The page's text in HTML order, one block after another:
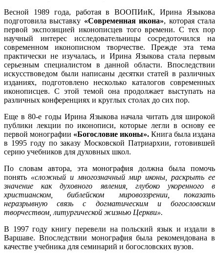
Весной 1989 года, работая в ВООПИиК, Ирина Языкова
подготовила выставку «Современная икона», которая стала
первой экспозицией иконописцев того времени. С тех пор
научный интерес исследовательницы сосредоточился на
современном иконописном творчестве. Прежде эта тема
практически не изучалась, и Ирина Языкова стала первым
серьезным специалистом в данной области. Впоследствии
искусствоведом были написаны десятки статей в различных
изданиях, подготовлено несколько каталогов современных
иконописцев. С этой темой она продолжает выступать на
различных конференциях и круглых столах до сих пор.
Еще в 80-е годы Ирина Языкова начала читать для широкой
публики лекции по иконописи, которые легли в основу ее
первой монографии «Богословие иконы». Книга была издана
в 1995 году по заказу Московской Патриархии, готовившей
серию учебников для духовных школ.
По словам автора, эта монография должна была помочь
понять «сложный и многозначный мир иконы, раскрыть ее
значение как духовного явления, глубоко укоренного в
христианском, библейском мировоззрении, показать
неразрывную связь с догматическим и богословским
творчеством, литургической жизнью Церкви».
В 1997 году книгу перевели на польский язык и издали в
Варшаве. Впоследствии монография была рекомендована в
качестве учебника для семинарий и богословских вузов.